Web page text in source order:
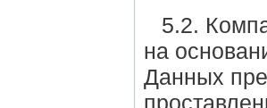
5.2.
на
Данных